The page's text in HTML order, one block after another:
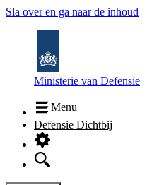
Sla over en ga naar de inhoud
Ministerie van Defensie
Menu
Defensie Dichtbij